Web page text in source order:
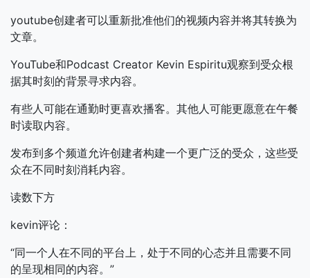
youtube创建者可以重新批准他们的视频内容并将其转换为
文章。
YouTube和Podcast Creator Kevin Espiritu观察到受众根
据其时刻的背景寻求内容。
有些人可能在通勤时更喜欢播客。其他人可能更愿意在午餐
时读取内容。
发布到多个频道允许创建者构建一个更广泛的受众，这些受
众在不同时刻消耗内容。
读数下方
kevin评论：
“同一个人在不同的平台上，处于不同的心态并且需要不同
的呈现相同的内容。”